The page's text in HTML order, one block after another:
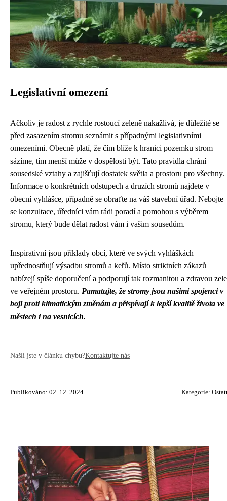
Legislativní omezení
Ačkoliv je radost z rychle rostoucí zeleně nakažlivá, je důležité se
před zasazením stromu seznámit s případnými legislativními
omezeními. Obecně platí, že čím blíže k hranici pozemku strom
sázíme, tím menší může v dospělosti být. Tato pravidla chrání
sousedské vztahy a zajišťují dostatek světla a prostoru pro všechny.
Informace o konkrétních odstupech a druzích stromů najdete v
obecní vyhlášce, případně se obraťte na váš stavební úřad. Nebojte
se konzultace, úředníci vám rádi poradí a pomohou s výběrem
stromu, který bude dělat radost vám i vašim sousedům.
Inspirativní jsou příklady obcí, které ve svých vyhláškách
upřednostňují výsadbu stromů a keřů. Místo striktních zákazů
nabízejí spíše doporučení a podporují tak rozmanitou a zdravou
ve veřejném prostoru. Pamatujte, že stromy jsou našimi spojenci v
boji proti klimatickým změnám a přispívají k lepší kvalitě života ve
městech i na vesnicích.
Našli jste v článku chybu?Kontaktujte nás
Publikováno: 02. 12. 2024 Kategorie: